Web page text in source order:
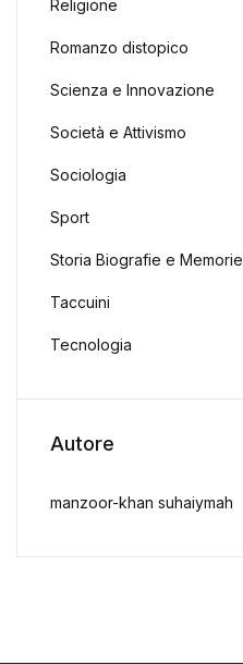
Religione
Romanzo distopico
Scienza e Innovazione
Società e Attivismo
Sociologia
Sport
Storia Biografie e Memorie
Taccuini
Tecnologia
Autore
manzoor-khan suhaiymah